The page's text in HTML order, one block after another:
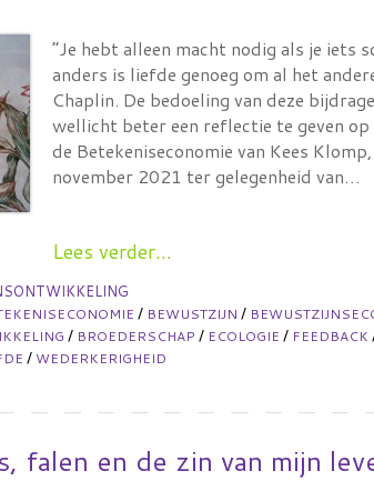
“Je hebt alleen macht nodig als je iets
anders is liefde genoeg om al het
Chaplin. De bedoeling van deze
wellicht beter een reflectie te geven op
de Betekeniseconomie van Kees
november 2021 ter gelegenheid van…
Lees verder...
/ BEWUSTZIJN /
/ BROEDERSCHAP / ECOLOGIE / FEEDBACK
/ WEDERKERIGHEID
falen en de zin van mijn